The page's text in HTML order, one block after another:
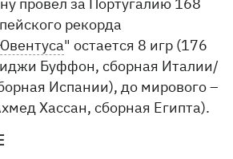
рекорда
" остается 8 игр (176
Буффон, сборная Италии/
Испании), до мирового –
Хассан, сборная Египта).